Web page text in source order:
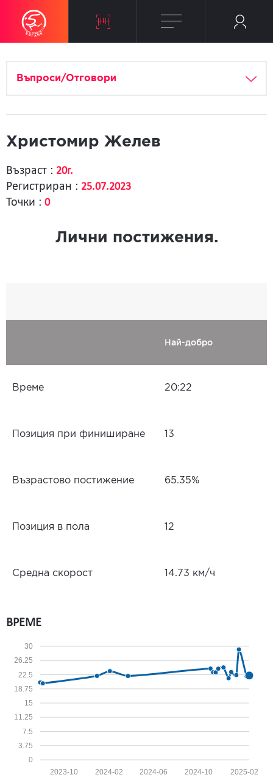
Въпроси/Отговори
Христомир Желев
Възраст : 20г.
Регистриран : 25.07.2023
Точки : 0
Лични постижения.
Най-добро
Време 20:22
Позиция при финиширане 13
Възрастово постижение 65.35%
Позиция в пола 12
Средна скорост 14.73 км/ч
ВРЕМЕ
0
3.75
7.5
11.25
15
18.75
22.5
26.25
30
2025-02
2024-10
2024-06
2024-02
2023-10